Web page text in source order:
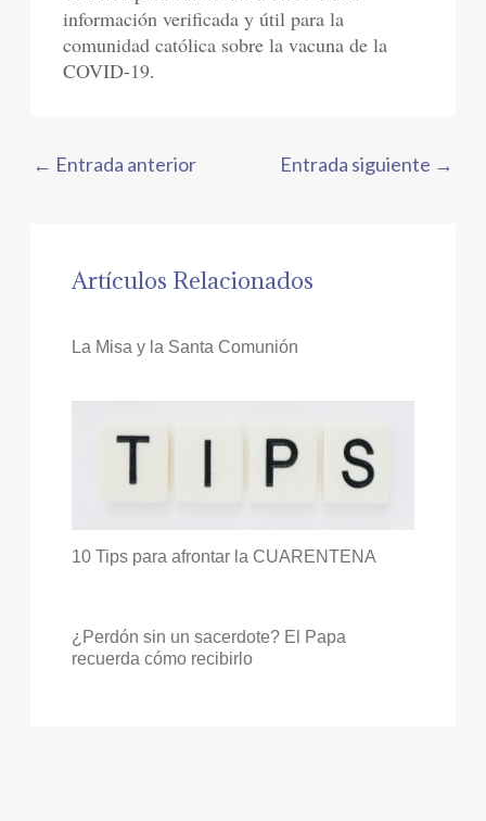
información verificada y útil para la
comunidad católica sobre la vacuna de la
COVID-19.
← Entrada anterior Entrada siguiente →
Artículos Relacionados
La Misa y la Santa Comunión
10 Tips para afrontar la CUARENTENA
¿Perdón sin un sacerdote? El Papa
recuerda cómo recibirlo